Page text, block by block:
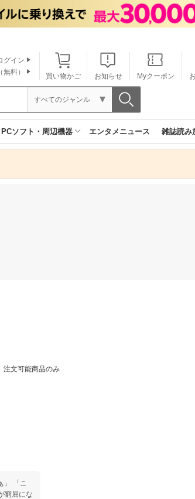
買い物かご お知らせ Myクーポン
グイン
料）
すべてのジャンル
PCソフト・周辺機器 エンタメニュース 雑誌読み
注文可能商品のみ
」 「こ
窮屈にな